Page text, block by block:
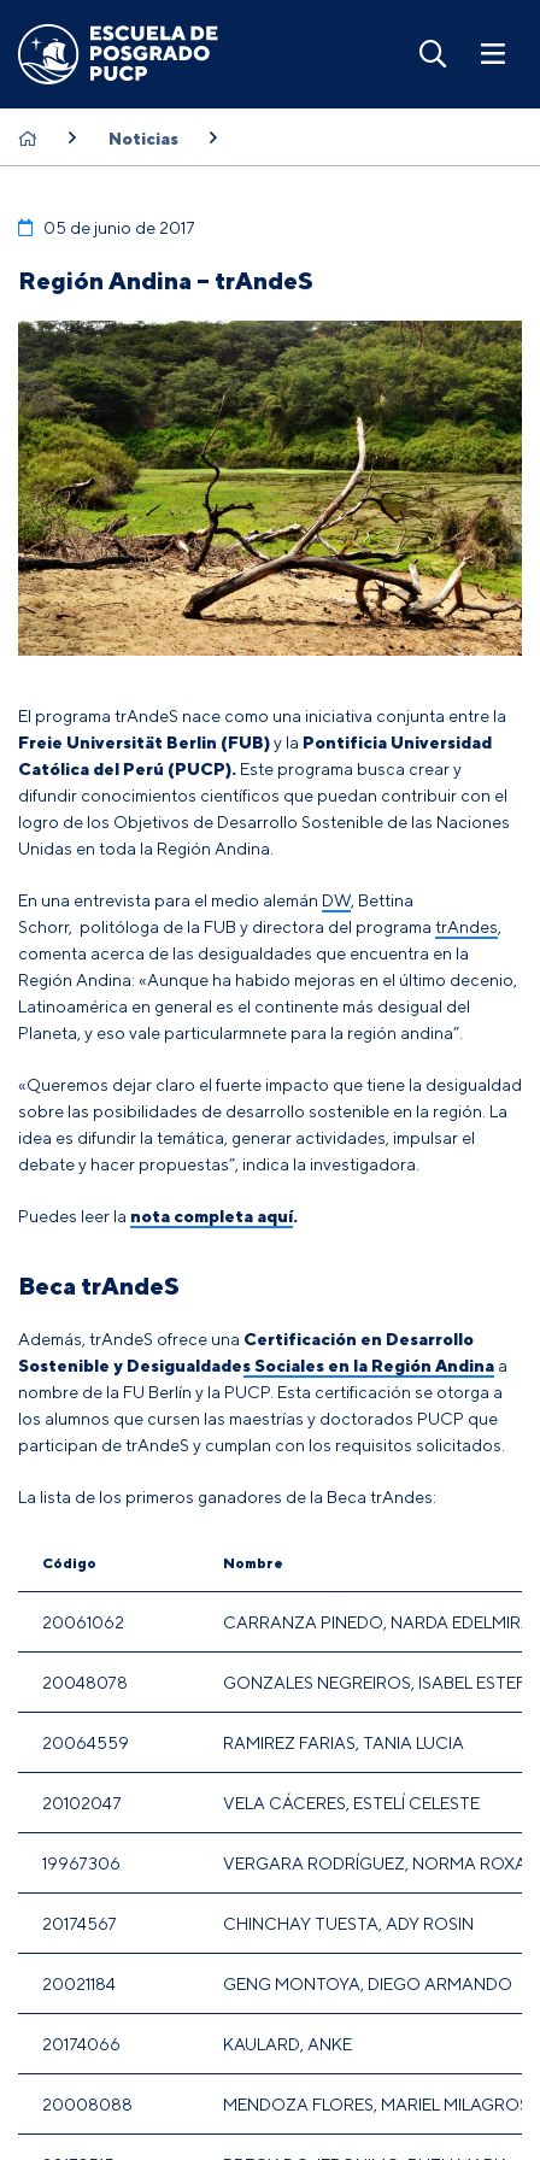
Noticias
05 de junio de 2017
Región Andina – trAndeS
El programa trAndeS nace como una iniciativa conjunta entre la
Freie Universität Berlin (FUB)y la Pontificia Universidad
Católica del Perú (PUCP). Este programa busca crear y
difundir conocimientos científicos que puedan contribuir con el
logro de los Objetivos de Desarrollo Sostenible de las Naciones
Unidas en toda la Región Andina.
En una entrevista para el medio alemán DW , Bettina
Schorr, politóloga de la FUB y directora del programa trAndes
comenta acerca de las desigualdades que encuentra en la
Región Andina: «Aunque ha habido mejoras en el último decenio,
Latinoamérica en general es el continente más desigual del
Planeta, y eso vale particularmnete para la región andina”.
«Queremos dejar claro el fuerte impacto que tiene la desigualdad
sobre las posibilidades de desarrollo sostenible en la región. La
idea es difundir la temática, generar actividades, impulsar el
debate y hacer propuestas”, indica la investigadora.
Puedes leer la nota completa aquí.
Beca trAndeS
Además, trAndeS ofrece una Certificación en Desarrollo
Sostenible y Desigualdades Sociales en la Región Andina a
nombre de la FU Berlín y la PUCP. Esta certificación se otorga a
los alumnos que cursen las maestrías y doctorados PUCP que
participan de trAndeS y cumplan con los requisitos solicitados.
La lista de los primeros ganadores de la Beca trAndes:
Código Nombre
20061062 CARRANZA PINEDO, NARDA EDELMIRA
20048078 GONZALES NEGREIROS, ISABEL
20064559 RAMIREZ FARIAS, TANIA LUCIA
20102047 VELA CÁCERES, ESTELÍ CELESTE
19967306 VERGARA RODRÍGUEZ, NORMA
20174567 CHINCHAY TUESTA, ADY ROSIN
20021184 GENG MONTOYA, DIEGO ARMANDO
20174066 KAULARD, ANKE
20008088 MENDOZA FLORES, MARIEL MILAGROS